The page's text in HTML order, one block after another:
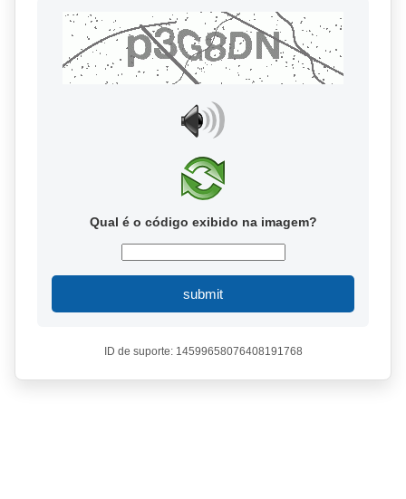
Qual é o código exibido na imagem?
submit
ID de suporte: 14599658076408191768